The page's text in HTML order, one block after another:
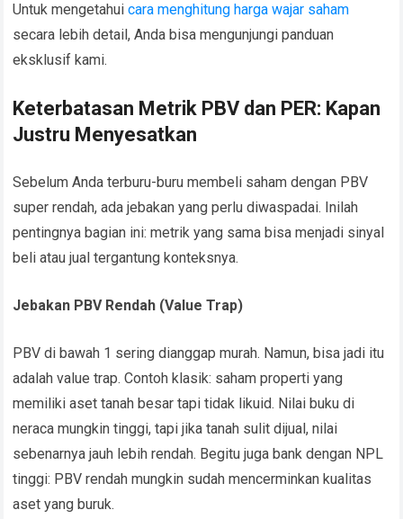
Untuk mengetahuicara menghitung harga wajar saham
secara lebih detail, Anda bisa mengunjungi panduan
eksklusif kami.
Keterbatasan Metrik PBV dan PER: Kapan
Justru Menyesatkan
Sebelum Anda terburu-buru membeli saham dengan PBV
super rendah, ada jebakan yang perlu diwaspadai. Inilah
pentingnya bagian ini: metrik yang sama bisa menjadi sinyal
beli atau jual tergantung konteksnya.
Jebakan PBV Rendah (Value Trap)
PBV di bawah 1 sering dianggap murah. Namun, bisa jadi itu
adalah value trap. Contoh klasik: saham properti yang
memiliki aset tanah besar tapi tidak likuid. Nilai buku di
neraca mungkin tinggi, tapi jika tanah sulit dijual, nilai
sebenarnya jauh lebih rendah. Begitu juga bank dengan NPL
tinggi: PBV rendah mungkin sudah mencerminkan kualitas
aset yang buruk.